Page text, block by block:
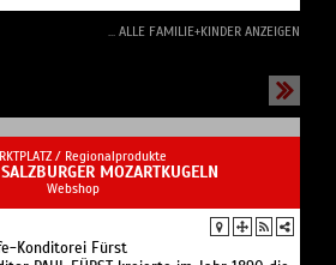
... ALLE FAMILIE+KINDER ANZEIGEN
/ Regionalprodukte
MOZARTKUGELN
Webshop
Konditorei Fürst